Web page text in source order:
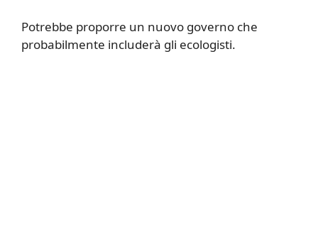
Potrebbe proporre un nuovo governo che
probabilmente includerà gli ecologisti.